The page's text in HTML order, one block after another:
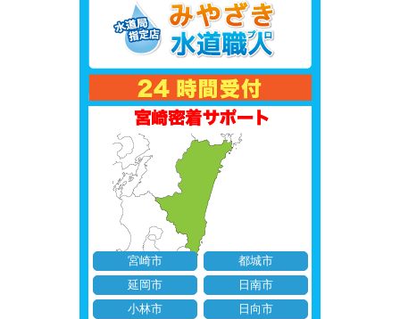
宮崎市
都城市
延岡市
日南市
小林市
日向市